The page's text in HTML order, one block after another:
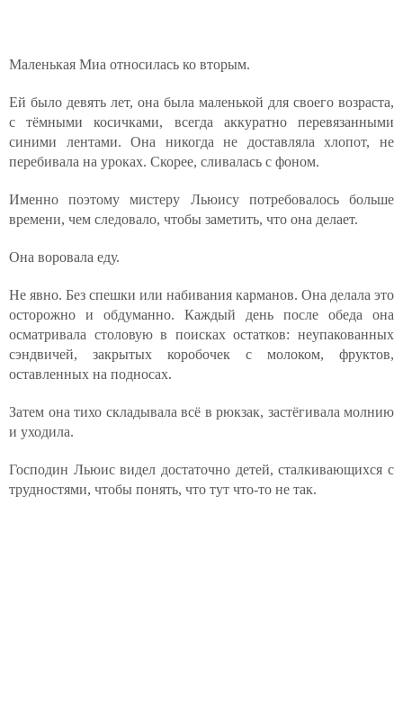
Маленькая Миа относилась ко вторым.
Ей было девять лет, она была маленькой для своего возраста,
с тёмными косичками, всегда аккуратно перевязанными
синими лентами. Она никогда не доставляла хлопот, не
перебивала на уроках. Скорее, сливалась с фоном.
Именно поэтому мистеру Льюису потребовалось больше
времени, чем следовало, чтобы заметить, что она делает.
Она воровала еду.
Не явно. Без спешки или набивания карманов. Она делала это
осторожно и обдуманно. Каждый день после обеда она
осматривала столовую в поисках остатков: неупакованных
сэндвичей, закрытых коробочек с молоком, фруктов,
оставленных на подносах.
Затем она тихо складывала всё в рюкзак, застёгивала молнию
и уходила.
Господин Льюис видел достаточно детей, сталкивающихся с
трудностями, чтобы понять, что тут что-то не так.